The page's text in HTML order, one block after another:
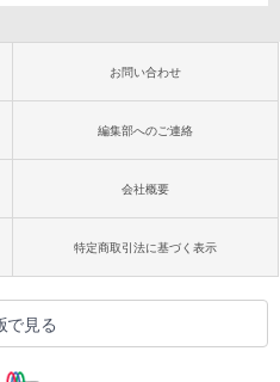
お問い合わせ
編集部へのご連絡
会社概要
特定商取引法に基づく表示
で見る